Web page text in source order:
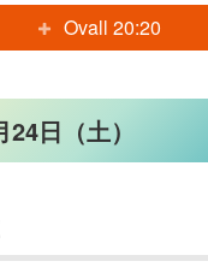
Ovall 20:20
24日（土）